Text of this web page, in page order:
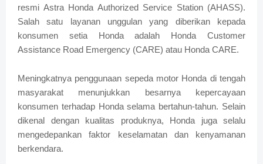
resmi Astra Honda Authorized Service Station (AHASS).
Salah satu layanan unggulan yang diberikan kepada
konsumen setia Honda adalah Honda Customer
Assistance Road Emergency (CARE) atau Honda CARE.
Meningkatnya penggunaan sepeda motor Honda di tengah
masyarakat menunjukkan besarnya kepercayaan
konsumen terhadap Honda selama bertahun-tahun. Selain
dikenal dengan kualitas produknya, Honda juga selalu
mengedepankan faktor keselamatan dan kenyamanan
berkendara.